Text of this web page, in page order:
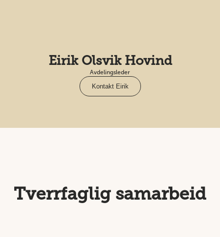
Eirik Olsvik Hovind
Avdelingsleder
Kontakt Eirik
Tverrfaglig samarbeid